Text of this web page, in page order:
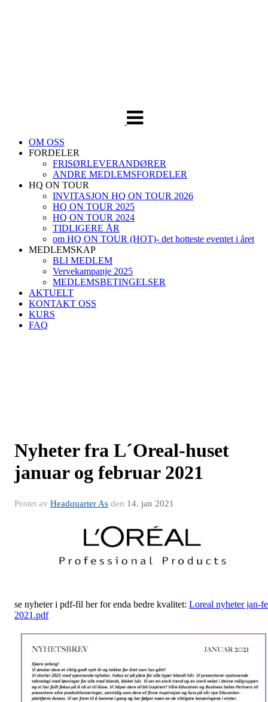
OM OSS
FORDELER
FRISØRLEVERANDØRER
ANDRE MEDLEMSFORDELER
HQ ON TOUR
INVITASJON HQ ON TOUR 2026
HQ ON TOUR 2025
HQ ON TOUR 2024
TIDLIGERE ÅR
om HQ ON TOUR (HOT)- det hotteste eventet i året
MEDLEMSKAP
BLI MEDLEM
Vervekampanje 2025
MEDLEMSBETINGELSER
AKTUELT
KONTAKT OSS
KURS
FAQ
Nyheter fra L´Oreal-huset
januar og februar 2021
Postet av Headquarter As den 14. jan 2021
se nyheter i pdf-fil her for enda bedre kvalitet: Loreal nyheter jan-
2021.pdf